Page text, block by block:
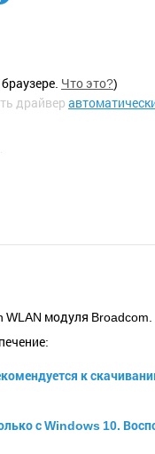
Что это?)
драйвер
WLAN модуля Broadcom.
к
с Windows 10.